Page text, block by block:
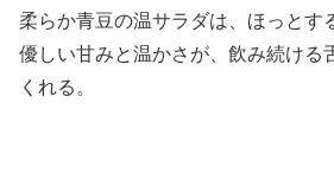
柔らか青豆の温サラダは、ほっとす
優しい甘みと温かさが、飲み続ける
くれる。